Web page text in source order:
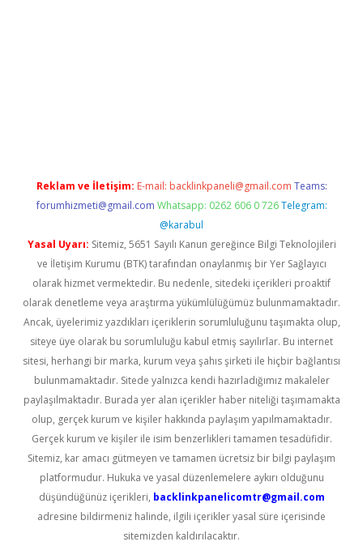
Reklam ve İletişim: E-mail: backlinkpaneli@gmail.com Teams:
forumhizmeti@gmail.com Whatsapp: 0262 606 0 726 Telegram:
@karabul
Yasal Uyarı: Sitemiz, 5651 Sayılı Kanun gereğince Bilgi Teknolojileri
ve İletişim Kurumu (BTK) tarafından onaylanmış bir Yer Sağlayıcı
olarak hizmet vermektedir. Bu nedenle, sitedeki içerikleri proaktif
olarak denetleme veya araştırma yükümlülüğümüz bulunmamaktadır.
Ancak, üyelerimiz yazdıkları içeriklerin sorumluluğunu taşımakta olup,
siteye üye olarak bu sorumluluğu kabul etmiş sayılırlar. Bu internet
sitesi, herhangi bir marka, kurum veya şahıs şirketi ile hiçbir bağlantısı
bulunmamaktadır. Sitede yalnızca kendi hazırladığımız makaleler
paylaşılmaktadır. Burada yer alan içerikler haber niteliği taşımamakta
olup, gerçek kurum ve kişiler hakkında paylaşım yapılmamaktadır.
Gerçek kurum ve kişiler ile isim benzerlikleri tamamen tesadüfidir.
Sitemiz, kar amacı gütmeyen ve tamamen ücretsiz bir bilgi paylaşım
platformudur. Hukuka ve yasal düzenlemelere aykırı olduğunu
düşündüğünüz içerikleri, backlinkpanelicomtr@gmail.com
adresine bildirmeniz halinde, ilgili içerikler yasal süre içerisinde
sitemizden kaldırılacaktır.